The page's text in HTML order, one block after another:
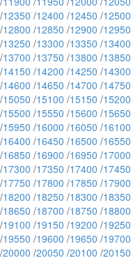
/12350 /12400 /12450 /12500
/12800 /12850 /12900 /12950
/13250 /13300 /13350 /13400
/13700 /13750 /13800 /13850
/14150 /14200 /14250 /14300
/14600 /14650 /14700 /14750
/15050 /15100 /15150 /15200
/15500 /15550 /15600 /15650
/15950 /16000 /16050 /16100
/16400 /16450 /16500 /16550
/16850 /16900 /16950 /17000
/17300 /17350 /17400 /17450
/17750 /17800 /17850 /17900
/18200 /18250 /18300 /18350
/18650 /18700 /18750 /18800
/19100 /19150 /19200 /19250
/19550 /19600 /19650 /19700
/20000 /20050 /20100 /20150